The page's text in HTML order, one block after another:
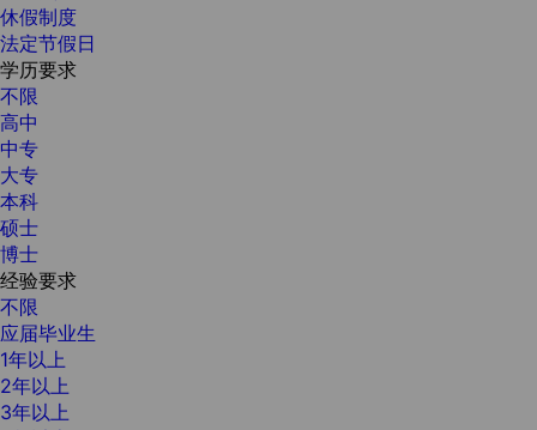
休假制度
法定节假日
学历要求
不限
高中
中专
大专
本科
硕士
博士
经验要求
不限
应届毕业生
1年以上
2年以上
3年以上